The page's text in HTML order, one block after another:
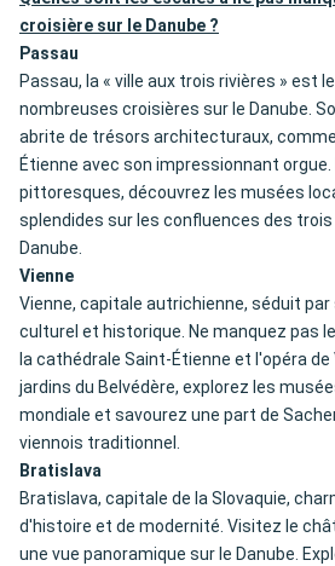
croisière sur le Danube ?
Passau
Passau, la « ville aux trois rivières » est
nombreuses croisières sur le Danube.
abrite de trésors architecturaux,
Étienne avec son impressionnant
pittoresques, découvrez les musées
splendides sur les confluences des trois
Danube.
Vienne
Vienne, capitale autrichienne, séduit
culturel et historique. Ne manquez pas
la cathédrale Saint-Étienne et l'opéra de
jardins du Belvédère, explorez les
mondiale et savourez une part de
viennois traditionnel.
Bratislava
Bratislava, capitale de la Slovaquie,
d'histoire et de modernité. Visitez le
une vue panoramique sur le Danube.